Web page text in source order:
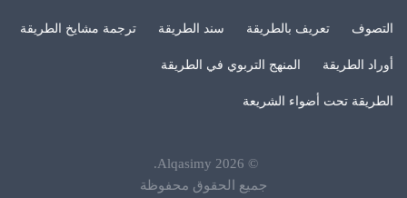
التصوف تعريف بالطريقة سند الطريقة ترجمة مشايخ الطريقة
أوراد الطريقة المنهج التربوي في الطريقة
الطريقة تحت أضواء الشريعة
©
2026
Alqasimy
.
جميع الحقوق محفوظة